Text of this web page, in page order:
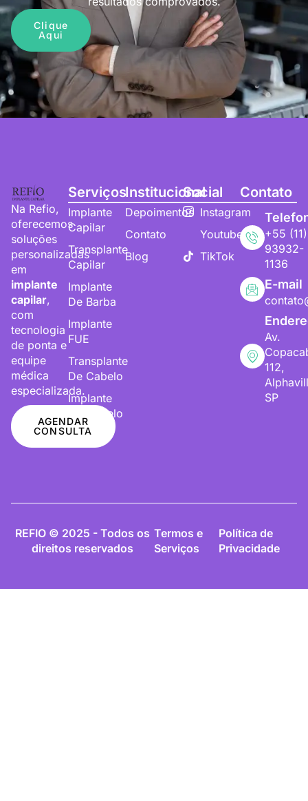
Clique
Aqui
Na Refio,
oferecemos
soluções
personalizadas
em
implante
capilar,
com
tecnologia
de ponta e
equipe
médica
especializada.
AGENDAR
CONSULTA
Serviços
Implante
Capilar
Transplante
Capilar
Implante
De Barba
Implante
FUE
Transplante
De Cabelo
Implante
De Cabelo
Institucional
Depoimentos
Contato
Blog
Social
Instagram
Youtube
TikTok
Contato
+55 (11)
93932-
1136
E-mail
Av.
112,
SP
REFIO © 2025 - Todos os
direitos reservados
Termos e
Serviços
Política de
Privacidade